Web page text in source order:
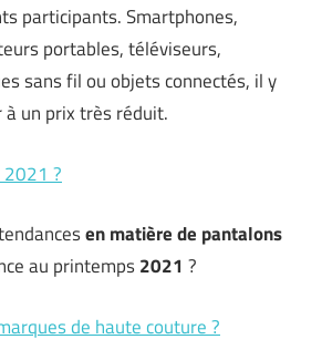
participants. Smartphones,
portables, téléviseurs,
sans fil ou objets connectés, il y
un prix très réduit.
2021 ?
en matière de pantalons
au printemps2021 ?
de haute couture ?